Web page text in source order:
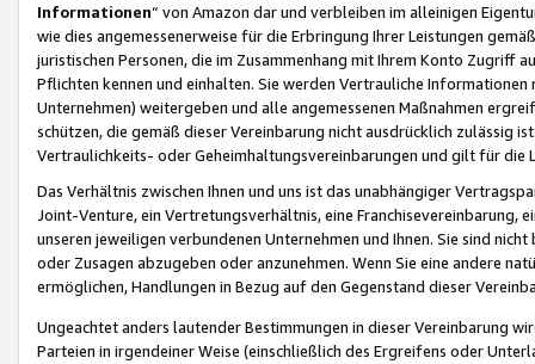
Informationen“ von Amazon dar und verbleiben im alleinigen
wie dies angemessenerweise für die Erbringung Ihrer Leistungen
juristischen Personen, die im Zusammenhang mit Ihrem Konto
Pflichten kennen und einhalten. Sie werden Vertrauliche
Unternehmen) weitergeben und alle angemessenen Maßnahmen
schützen, die gemäß dieser Vereinbarung nicht ausdrücklich zulässig
Vertraulichkeits- oder Geheimhaltungsvereinbarungen und gilt für die
Das Verhältnis zwischen Ihnen und uns ist das unabhängiger
Joint-Venture, ein Vertretungsverhältnis, eine Franchisevereinbarung,
unseren jeweiligen verbundenen Unternehmen und Ihnen. Sie sind
oder Zusagen abzugeben oder anzunehmen. Wenn Sie eine andere
ermöglichen, Handlungen in Bezug auf den Gegenstand dieser
Ungeachtet anders lautender Bestimmungen in dieser Vereinbarung
Parteien in irgendeiner Weise (einschließlich des Ergreifens oder